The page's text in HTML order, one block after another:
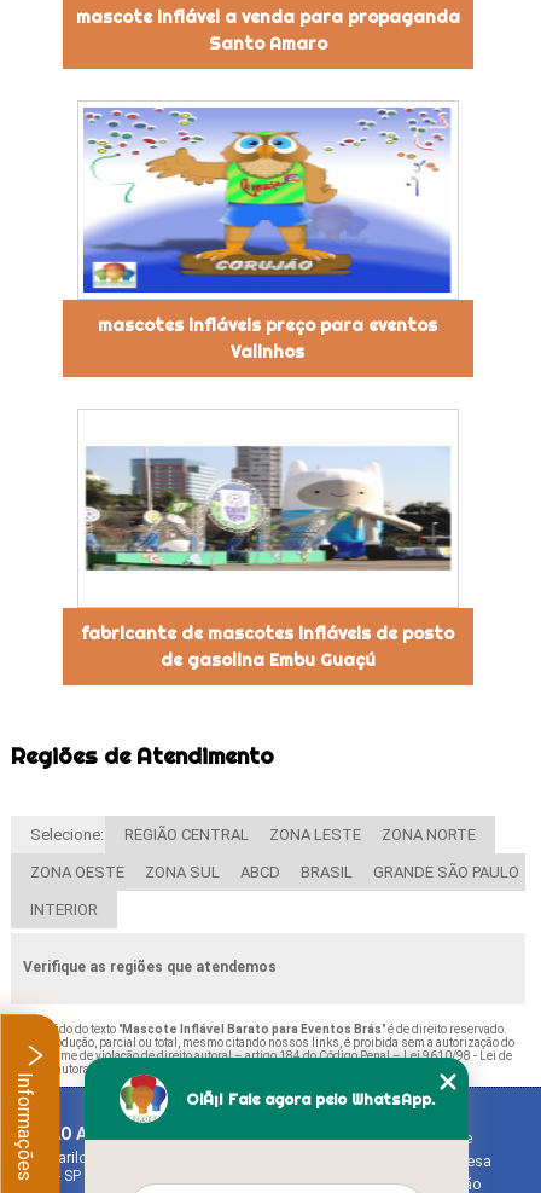
mascote inflável a venda para propaganda
Santo Amaro
mascotes infláveis preço para eventos
Valinhos
fabricante de mascotes infláveis de posto
de gasolina Embu Guaçú
Regiões de Atendimento
Selecione: REGIÃO CENTRAL ZONA LESTE ZONA NORTE
ZONA OESTE ZONA SUL ABCD BRASIL GRANDE SÃO PAULO
INTERIOR
Verifique as regiões que atendemos
O conteúdo do texto "Mascote Inflável Barato para Eventos Brás" é de direito reservado.
Sua reprodução, parcial ou total, mesmo citando nossos links, é proibida sem a autorização do
autor. Crime de violação de direito autoral – artigo 184 do Código Penal –Lei 9610/98 - Lei de
direitos autorais
BALAO ART
Rua Bariloche, 1300 - Chácara Tropical (Caucaia do Alto)
Cotia - SP - CEP: 06726-270
Home
Empresa
Missão
OlÃ¡! Fale agora pelo WhatsApp.
Informações